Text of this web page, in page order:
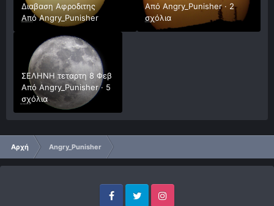
Διαβαση Αφροδιτης
ΑπόAngry_Punisher
Από Angry_Punisher· 2
σχόλια
ΣΕΛΗΝΗ τεταρτη 8 Φεβ
Από Angry_Punisher· 5
σχόλια
Αρχή Angry_Punisher